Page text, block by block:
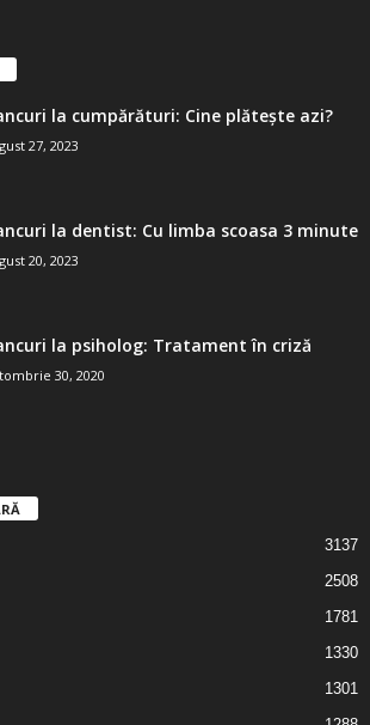
la cumpărături: Cine plătește azi?
27, 2023
la dentist: Cu limba scoasa 3 minute
20, 2023
la psiholog: Tratament în criză
30, 2020
3137
2508
1781
1330
1301